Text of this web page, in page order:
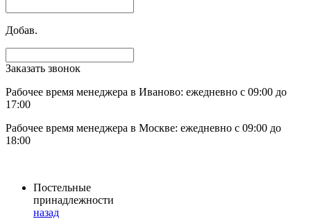
Добав.
Заказать звонок
Рабочее время менеджера в Иваново: ежедневно с 09:00 до
17:00
Рабочее время менеджера в Москве: ежедневно с 09:00 до
18:00
Постельные
принадлежности
назад